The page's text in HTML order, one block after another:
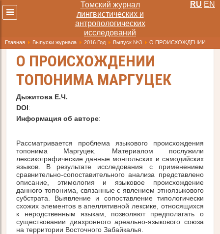
Томский журнал
лингвистических и
антропологических
исследований
Развернуть
меню
RU EN
Главная Выпуски журнала 2016 Год Выпуск №3 О ПРОИСХОЖДЕНИИ ТОПОНИМА МАРГУЦЕК
О ПРОИСХОЖДЕНИИ
ТОПОНИМА МАРГУЦЕК
Дыжитова Е.Ч.
DOI:
Информация об авторе:
Рассматривается проблема языкового происхождения
топонима Маргуцек. Материалом послужили
лексикографические данные монгольских и самодийских
языков. В результате исследования с применением
сравнительно-сопоставительного анализа представлено
описание, этимология и языковое происхождение
данного топонима, связанные с явлением этноязыкового
субстрата. Выявление и сопоставление типологически
схожих элементов в апеллятивной лексике, относящихся
к неродственным языкам, позволяют предполагать о
существовании диахронного ареально-языкового союза
на территории Восточного Забайкалья.